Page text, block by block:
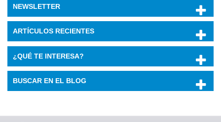
NEWSLETTER
ARTÍCULOS RECIENTES
¿QUÉ TE INTERESA?
BUSCAR EN EL BLOG